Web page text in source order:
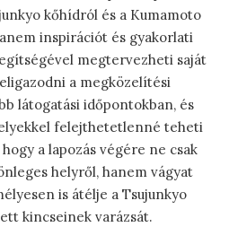
kőhídról és a Kumamoto
inspirációt és gyakorlati
megtervezheti saját
a megközelítési
látogatási időpontokban, és
felejthetetlenné teheti
a lapozás végére ne csak
helyről, hanem vágyat
is átélje a Tsujunkyo
kincseinek varázsát.